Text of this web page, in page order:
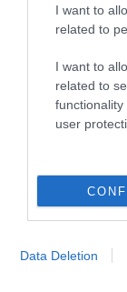
I want to
related to
I want to
related to
user
Data Deletion
mâncare